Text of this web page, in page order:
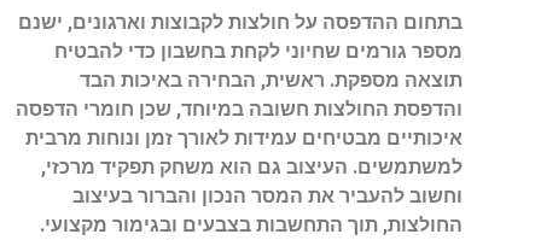
בתחום ההדפסה על חולצות לקבוצות וארגונים, ישנם
מספר גורמים שחיוני לקחת בחשבון כדי להבטיח
תוצאה מספקת. ראשית, הבחירה באיכות הבד
והדפסת החולצות חשובה במיוחד, שכן חומרי הדפסה
איכותיים מבטיחים עמידות לאורך זמן ונוחות מרבית
למשתמשים. העיצוב גם הוא משחק תפקיד מרכזי,
וחשוב להעביר את המסר הנכון והברור בעיצוב
החולצות, תוך התחשבות בצבעים ובגימור מקצועי.